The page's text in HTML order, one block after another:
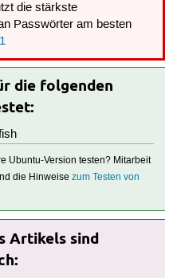
die stärkste
Passwörter am besten
die folgenden
Ubuntu-Version testen? Mitarbeit
die Hinweisezum Testen von
Artikels sind